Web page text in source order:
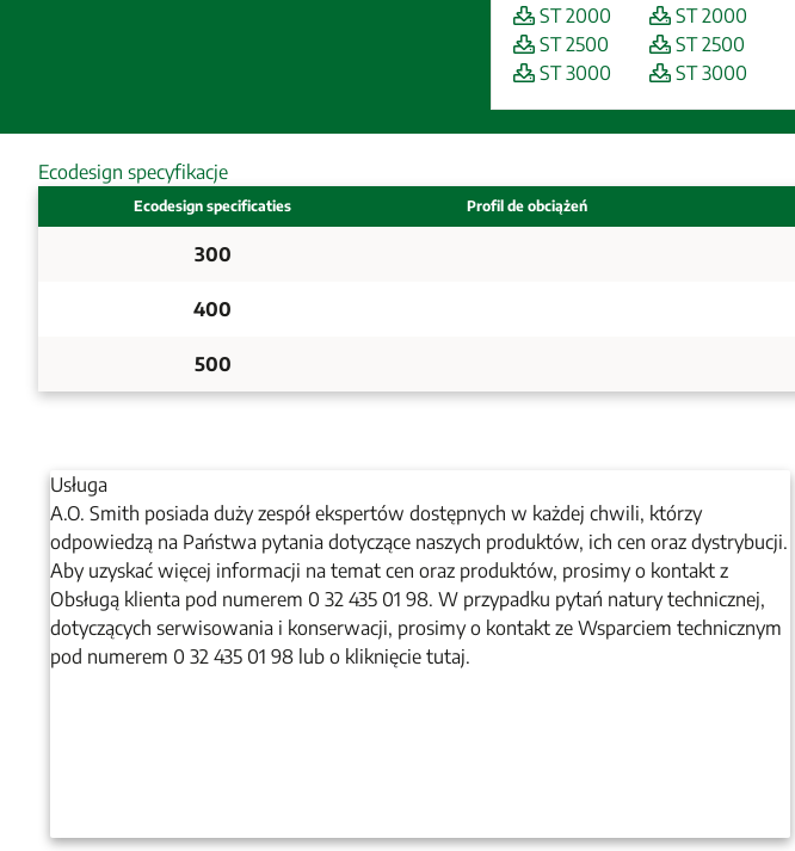
ST 2000
ST 2500
ST 3000
ST 2000
ST 2500
ST 3000
Ecodesign specyfikacje
Ecodesign specificaties Profil de obciążeń
300
400
500
Usługa
A.O. Smith posiada duży zespół ekspertów dostępnych w każdej chwili, którzy
odpowiedzą na Państwa pytania dotyczące naszych produktów, ich cen oraz dystrybucji.
Aby uzyskać więcej informacji na temat cen oraz produktów, prosimy o kontakt z
Obsługą klienta pod numerem 0 32 435 01 98. W przypadku pytań natury technicznej,
dotyczących serwisowania i konserwacji, prosimy o kontakt ze Wsparciem technicznym
pod numerem 0 32 435 01 98 lub o kliknięcie tutaj.